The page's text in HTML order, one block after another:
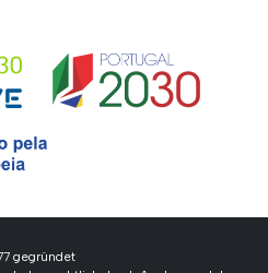
gegründet